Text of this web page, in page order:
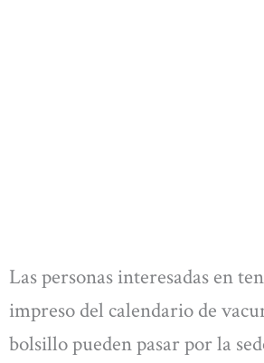
Las personas interesadas en
impreso del calendario de
bolsillo pueden pasar por la